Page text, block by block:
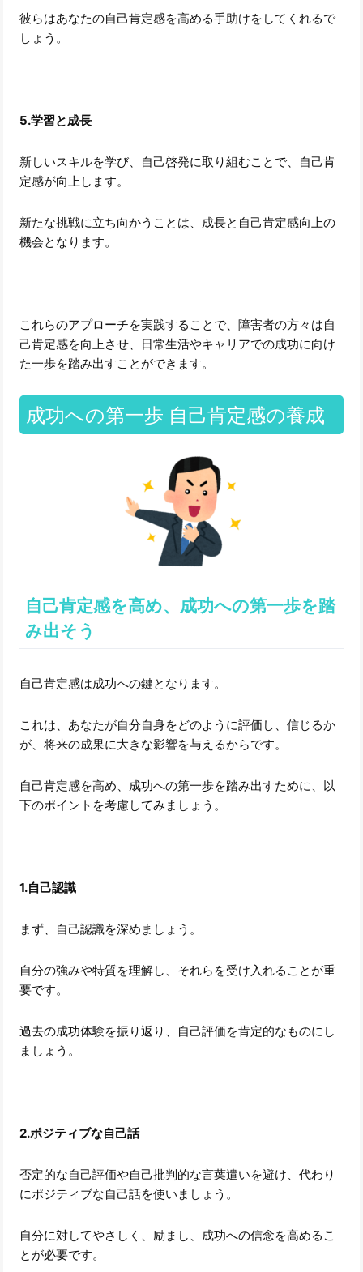
彼らはあなたの自己肯定感を高める手助けをしてくれるで
しょう。
5.学習と成長
新しいスキルを学び、自己啓発に取り組むことで、自己肯
定感が向上します。
新たな挑戦に立ち向かうことは、成長と自己肯定感向上の
機会となります。
これらのアプローチを実践することで、障害者の方々は自
己肯定感を向上させ、日常生活やキャリアでの成功に向け
た一歩を踏み出すことができます。
成功への第一歩 自己肯定感の養成
自己肯定感を高め、成功への第一歩を踏
み出そう
自己肯定感は成功への鍵となります。
これは、あなたが自分自身をどのように評価し、信じるか
が、将来の成果に大きな影響を与えるからです。
自己肯定感を高め、成功への第一歩を踏み出すために、以
下のポイントを考慮してみましょう。
1.自己認識
まず、自己認識を深めましょう。
自分の強みや特質を理解し、それらを受け入れることが重
要です。
過去の成功体験を振り返り、自己評価を肯定的なものにし
ましょう。
2.ポジティブな自己話
否定的な自己評価や自己批判的な言葉遣いを避け、代わり
にポジティブな自己話を使いましょう。
自分に対してやさしく、励まし、成功への信念を高めるこ
とが必要です。